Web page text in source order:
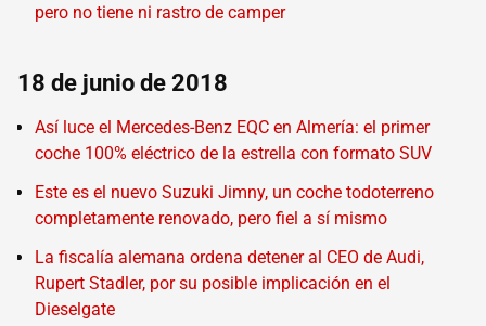
pero no tiene ni rastro de camper
18 de junio de 2018
Así luce el Mercedes-Benz EQC en Almería: el primer
coche 100% eléctrico de la estrella con formato SUV
Este es el nuevo Suzuki Jimny, un coche todoterreno
completamente renovado, pero fiel a sí mismo
La fiscalía alemana ordena detener al CEO de Audi,
Rupert Stadler, por su posible implicación en el
Dieselgate